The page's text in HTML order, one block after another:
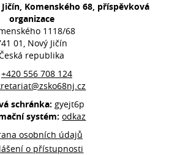
Komenského 68, příspěvková
organizace
1118/68
01, Nový Jičín
republika
+420 556 708 124
schránka:gyejt6p
systém:odkaz
osobních údajů
o přístupnosti